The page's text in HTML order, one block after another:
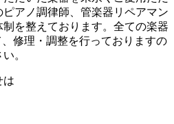
アノ調律師、管楽器リペアマン
を整えております。全ての楽器
修理・調整を行っておりますの
。
は